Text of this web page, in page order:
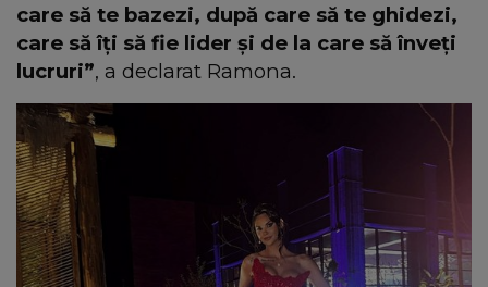
care să te bazezi, după care să te ghidezi,
care să îți să fie lider și de la care să înveți
lucruri”, a declarat Ramona.